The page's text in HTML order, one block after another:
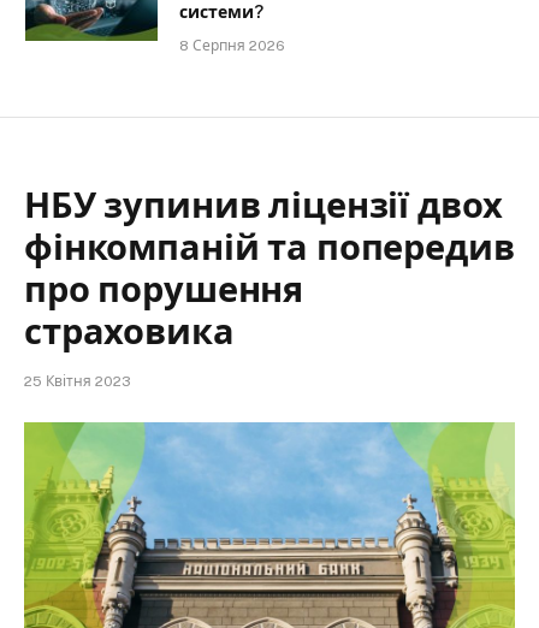
системи?
8 Серпня 2026
НБУ зупинив ліцензії двох
фінкомпаній та попередив
про порушення
страховика
25 Квітня 2023